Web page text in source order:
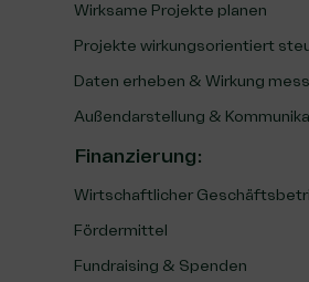
Wirksame Projekte planen
Projekte wirkungsorientiert
Daten erheben & Wirkung
Außendarstellung &
Finanzierung:
Wirtschaftlicher
Fördermittel
Fundraising & Spenden